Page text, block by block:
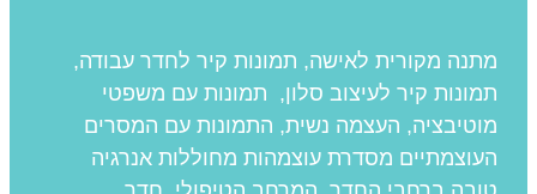
מתנה מקורית לאישה, תמונות קיר לחדר עבודה,
תמונות קיר לעיצוב סלון, תמונות עם משפטי
מוטיבציה, העצמה נשית, התמונות עם המסרים
העוצמתיים מסדרת עוצמהות מחוללות אנרגיה